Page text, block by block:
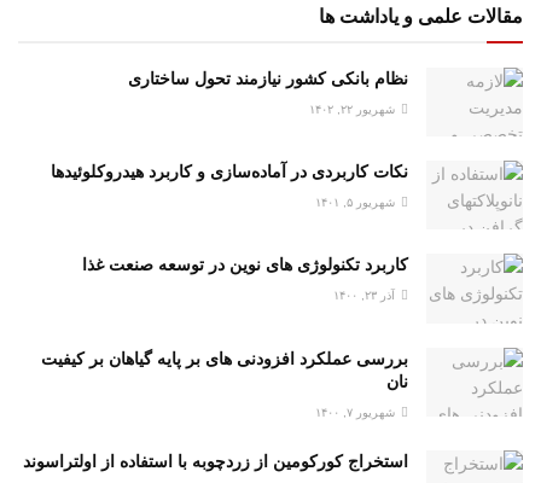
مقالات علمی و یاداشت ها
نظام بانکی کشور نیازمند تحول ساختاری
شهریور ۲۲, ۱۴۰۲
نکات کاربردی در آماده‌سازی و کاربرد هیدروکلوئیدها
شهریور ۵, ۱۴۰۱
کاربرد تکنولوژی های نوین در توسعه صنعت غذا
آذر ۲۳, ۱۴۰۰
بررسی عملکرد افزودنی های بر پایه گیاهان بر کیفیت
نان
شهریور ۷, ۱۴۰۰
استخراج کورکومین از زردچوبه با استفاده از اولتراسوند